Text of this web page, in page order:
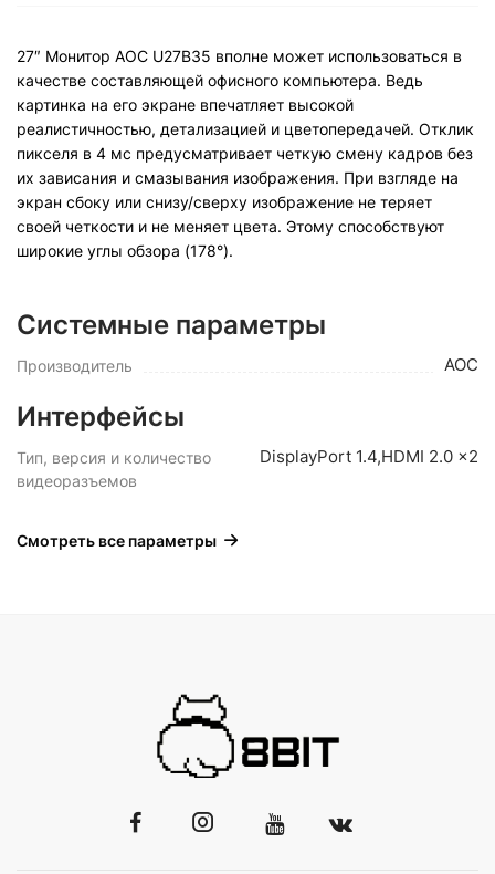
27″ Монитор AOC U27B35 вполне может использоваться в
качестве составляющей офисного компьютера. Ведь
картинка на его экране впечатляет высокой
реалистичностью, детализацией и цветопередачей. Отклик
пикселя в 4 мс предусматривает четкую смену кадров без
их зависания и смазывания изображения. При взгляде на
экран сбоку или снизу/сверху изображение не теряет
своей четкости и не меняет цвета. Этому способствуют
широкие углы обзора (178°).
Системные параметры
Производитель AOC
Интерфейсы
Тип, версия и количество
видеоразъемов
DisplayPort 1.4,HDMI 2.0 x2
Смотреть все параметры